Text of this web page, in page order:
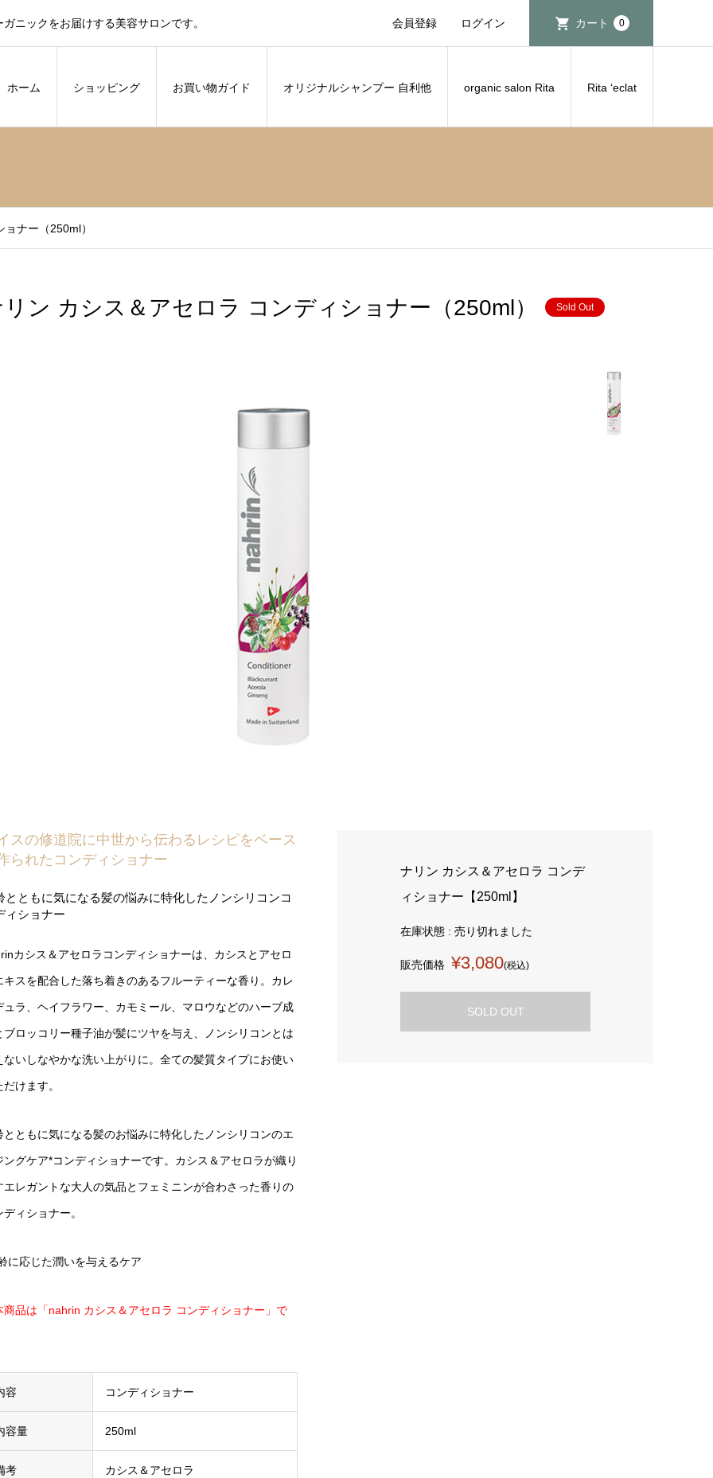
ニックをお届けする美容サロンです。 会員登録 ログイン カート 0
ホーム ショッピング お買い物ガイド オリジナルシャンプー 自利他 organic salon Rita Rita ‘eclat
ナー（250ml）
ン カシス＆アセロラ コンディショナー（250ml） Sold Out
スの修道院に中世から伝わるレシピをベース
られたコンディショナー
とともに気になる髪の悩みに特化したノンシリコンコ
ィショナー
カシス＆アセロラコンディショナーは、カシスとアセロ
キスを配合した落ち着きのあるフルーティーな香り。カレ
ュラ、ヘイフラワー、カモミール、マロウなどのハーブ成
ブロッコリー種子油が髪にツヤを与え、ノンシリコンとは
ないしなやかな洗い上がりに。全ての髪質タイプにお使い
けます。
とともに気になる髪のお悩みに特化したノンシリコンのエ
ングケア*コンディショナーです。カシス＆アセロラが織り
エレガントな大人の気品とフェミニンが合わさった香りの
ディショナー。
に応じた潤いを与えるケア
品は「nahrin カシス＆アセロラ コンディショナー」で
容 コンディショナー
容量 250ml
考 カシス＆アセロラ
ナリン カシス＆アセロラ コンデ
ィショナー【250ml】
在庫状態 : 売り切れました
販売価格 ¥3,080(税込)
SOLD OUT